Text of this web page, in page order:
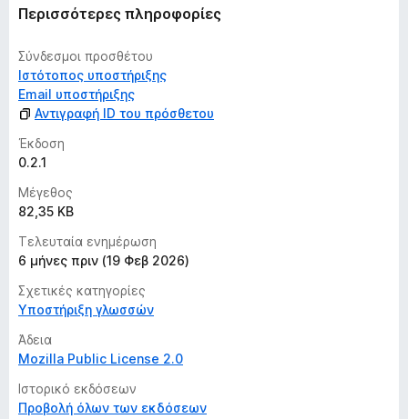
Περισσότερες πληροφορίες
Σύνδεσμοι προσθέτου
Ιστότοπος υποστήριξης
Email υποστήριξης
Αντιγραφή ID του πρόσθετου
Έκδοση
0.2.1
Μέγεθος
82,35 KB
Τελευταία ενημέρωση
6 μήνες πριν (19 Φεβ 2026)
Σχετικές κατηγορίες
Υποστήριξη γλωσσών
Άδεια
Mozilla Public License 2.0
Ιστορικό εκδόσεων
Προβολή όλων των εκδόσεων